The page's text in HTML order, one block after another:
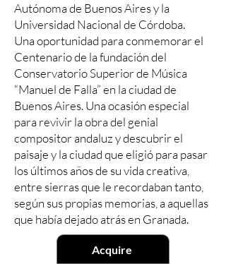
Autónoma de Buenos Aires y la
Universidad Nacional de Córdoba.
Una oportunidad para conmemorar el
Centenario de la fundación del
Conservatorio Superior de Música
“Manuel de Falla” en la ciudad de
Buenos Aires. Una ocasión especial
para revivir la obra del genial
compositor andaluz y descubrir el
paisaje y la ciudad que eligió para pasar
los últimos años de su vida creativa,
entre sierras que le recordaban tanto,
según sus propias memorias, a aquellas
que había dejado atrás en Granada.
Acquire